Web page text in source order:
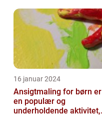
16 januar 2024
Ansigtmaling for børn er
en populær og
underholdende aktivitet,